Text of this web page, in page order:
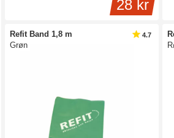
28 kr
Refit Band 1,8 m
Grøn
4.7